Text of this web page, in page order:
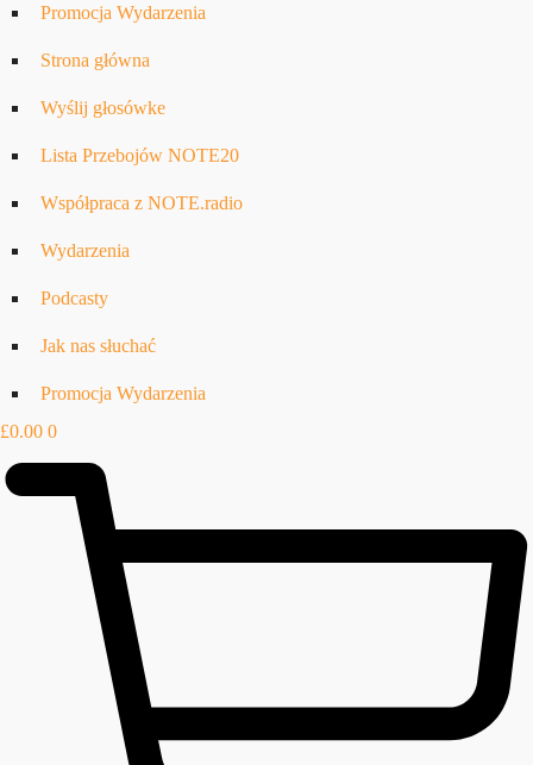
Promocja Wydarzenia
Strona główna
Wyślij głosówke
Lista Przebojów NOTE20
Współpraca z NOTE.radio
Wydarzenia
Podcasty
Jak nas słuchać
Promocja Wydarzenia
£0.00 0